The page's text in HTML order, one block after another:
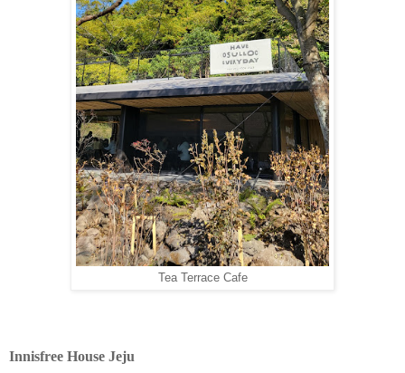
Tea Terrace Cafe
Innisfree House Jeju